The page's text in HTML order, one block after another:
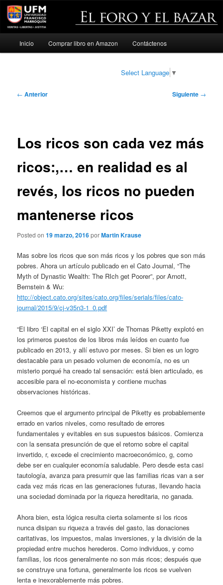
Ir
Inicio Comprar libro en Amazon Contáctenos
Select Language ▼
Navegación
← Anterior Siguiente →
Los ricos son cada vez más
ricos:,… en realidad es al
revés, los ricos no pueden
mantenerse ricos
Posted on19 marzo, 2016porMartin Krause
Mas sobre los ricos que son más ricos y los pobres que son más
pobres. Ahora un artículo publicado en el Cato Journal, “The
Myth of Dynastic Wealth: The RIch get Poorer”, por Arnott,
Bernstein & Wu:
http://object.cato.org/sites/cato.org/files/serials/files/cato-
journal/2015/9/cj-v35n3-1_0.pdf
“El libro ‘El capital en el siglo XXI’ de Thomas Piketty explotó en
los primeros puestos de los libros más leídos en cuanto fue
publicado en 2013, y allí estuvo por meses. Si bien es un logro
destacable para un pesado volumen de economía, no es un
misterio porqué ha creado tal sensación: está bien articulado, es
accesible para el no-economista y contiene muchas
observaciones históricas.
Creemos que el argumento principal de Piketty es probablemente
errado en varios niveles, como resultado de errores
fundamentales y evitables en sus supuestos básicos. Comienza
con la sensata presunción de que el retorno sobre el capital
invertido, r, excede el crecimiento macroeconómico, g, como
debe ser en cualquier economía saludable. Pero desde esta casi
tautología, avanza para presumir que las familias ricas van a ser
cada vez más ricas en las generaciones futuras, llevando hacia
una sociedad dominada por la riqueza hereditaria, no ganada.
Ahora bien, esta lógica resulta cierta solamente si los ricos
nunca disipan su riqueza a través del gasto, las donaciones
caritativas, los impuestos, malas inversiones, y la división de la
propiedad entre muchos herederos. Como individuos, y como
familias, los ricos generalmente no son más ricos; después que
se construye una fortuna, generalmente los ricos se vuelven
lenta e inexorablemente más pobres.